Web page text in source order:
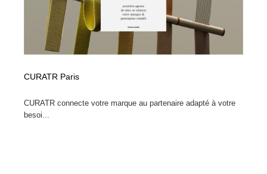
CURATR Paris
CURATR connecte votre marque au partenaire adapté à votre
besoi...